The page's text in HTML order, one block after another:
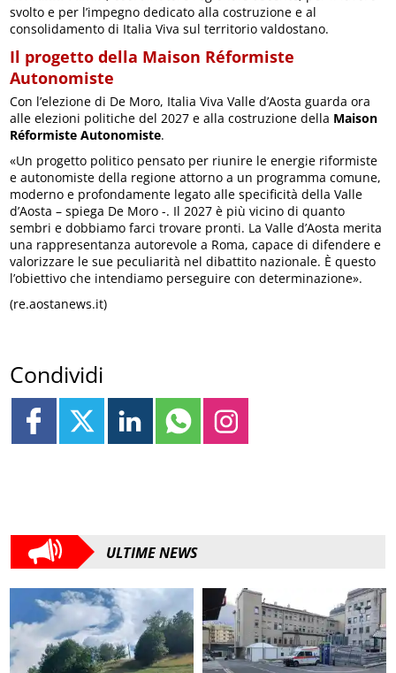
svolto e per l’impegno dedicato alla costruzione e al
consolidamento di Italia Viva sul territorio valdostano.
Il progetto della Maison Réformiste
Autonomiste
Con l’elezione di De Moro, Italia Viva Valle d’Aosta guarda ora
alle elezioni politiche del 2027 e alla costruzione della Maison
Réformiste Autonomiste.
«Un progetto politico pensato per riunire le energie riformiste
e autonomiste della regione attorno a un programma comune,
moderno e profondamente legato alle specificità della Valle
d’Aosta – spiega De Moro -. Il 2027 è più vicino di quanto
sembri e dobbiamo farci trovare pronti. La Valle d’Aosta merita
una rappresentanza autorevole a Roma, capace di difendere e
valorizzare le sue peculiarità nel dibattito nazionale. È questo
l’obiettivo che intendiamo perseguire con determinazione».
(re.aostanews.it)
Condividi
ULTIME NEWS